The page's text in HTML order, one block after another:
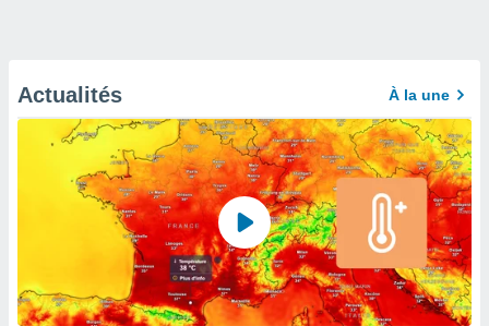
Actualités À la une